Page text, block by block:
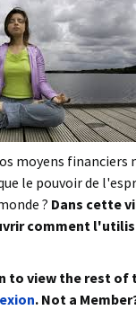
moyens
le pouvoir de
? Dans cette
comment
to view the rest of
. Not a